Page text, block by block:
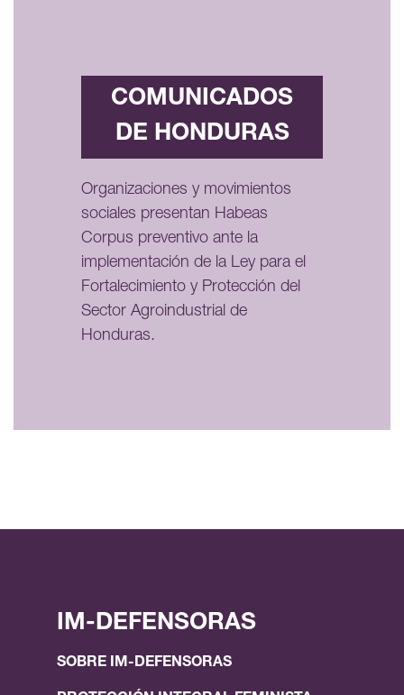
COMUNICADOS
DE HONDURAS
Organizaciones y movimientos
sociales presentan Habeas
Corpus preventivo ante la
implementación de la Ley para el
Fortalecimiento y Protección del
Sector Agroindustrial de
Honduras.
IM-DEFENSORAS
SOBRE IM-DEFENSORAS